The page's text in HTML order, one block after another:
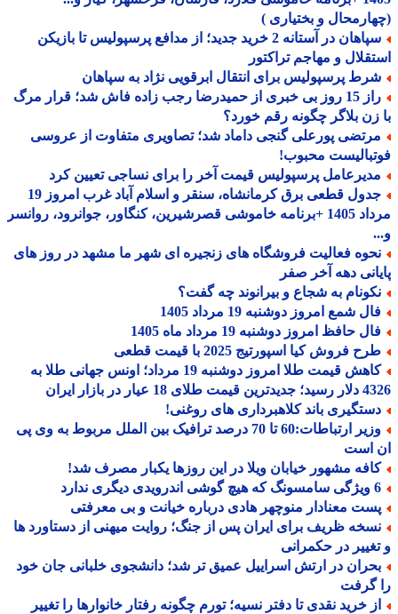
و بختیاری )
سپاهان در آستانه 2 خرید جدید؛ از مدافع پرسپولیس تا بازیکن
و مهاجم تراکتور
پرسپولیس برای انتقال ابرقویی نژاد به سپاهان
راز 15 روز بی خبری از حمیدرضا رجب زاده فاش شد؛ قرار مرگ
زن بلاگر چگونه رقم خورد؟
پورعلی گنجی داماد شد؛ تصاویری متفاوت از عروسی
محبوب!
پرسپولیس قیمت آخر را برای نساجی تعیین کرد
جدول قطعی برق کرمانشاه، سنقر و اسلام آباد غرب امروز 19
مرداد 1405 +برنامه خاموشی قصرشیرین، کنگاور، جوانرود، روانسر
فعالیت فروشگاه های زنجیره ای شهر ما مشهد در روز های
دهه آخر صفر
به شجاع و بیرانوند چه گفت؟
شمع امروز دوشنبه 19 مرداد 1405
حافظ امروز دوشنبه 19 مرداد ماه 1405
فروش کیا اسپورتیج 2025 با قیمت قطعی
کاهش قیمت طلا امروز دوشنبه 19 مرداد؛ اونس جهانی طلا به
18 عیار در بازار ایران
باند کلاهبرداری های روغنی!
وزیر ارتباطات:60 تا 70 درصد ترافیک بین الملل مربوط به وی پی
است
مشهور خیابان ویلا در این روزها یکبار مصرف شد!
معنادار منوچهر هادی درباره خیانت و بی معرفتی
ظریف برای ایران پس از جنگ؛ روایت میهنی از دستاورد ها
در حکمرانی
در ارتش اسراییل عمیق تر شد؛ دانشجوی خلبانی جان خود
گرفت
خرید نقدی تا دفتر نسیه؛ تورم چگونه رفتار خانوارها را تغییر